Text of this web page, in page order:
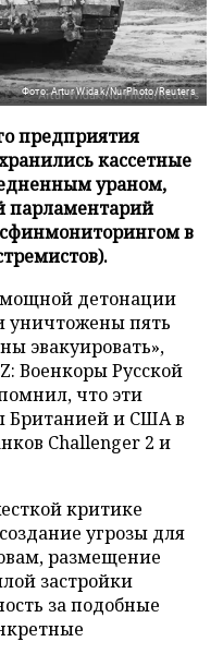
Фото: Artur Widak/NurPhoto/Reuters
предприятия
кассетные
ураном,
парламентарий
в
мощной детонации
уничтожены пять
эвакуировать»,
Военкоры Русской
что эти
Британией и США в
Challenger 2 и
критике
угрозы для
размещение
застройки
за подобные